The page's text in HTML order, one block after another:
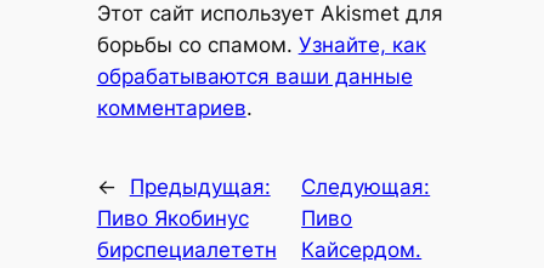
Этот сайт использует Akismet для
борьбы со спамом. Узнайте, как
обрабатываются ваши данные
комментариев.
←
Предыдущая:
Пиво Якобинус
бирспециалететн
Следующая:
Пиво
Кайсердом.